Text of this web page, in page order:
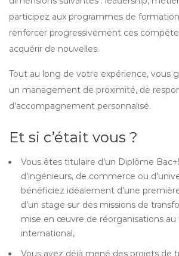
participez aux programmes de
renforcer progressivement ces
acquérir de nouvelles.
Tout au long de votre expérience, vous
un management de proximité, de
d’accompagnement personnalisé.
Et si c’était vous ?
Vous êtes titulaire d’un Diplôme
d’ingénieurs, de commerce ou
bénéficiez idéalement d’une
d’un stage sur des missions de
mise en œuvre de réorganisations au
international,
Vous avez déjà mené des projets de